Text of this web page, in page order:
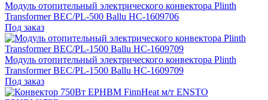
Модуль отопительный электрического конвектора Plinth
Transformer BEC/PL-500 Ballu НС-1609706
Под заказ
Модуль отопительный электрического конвектора Plinth
Transformer BEC/PL-1500 Ballu НС-1609709
Под заказ